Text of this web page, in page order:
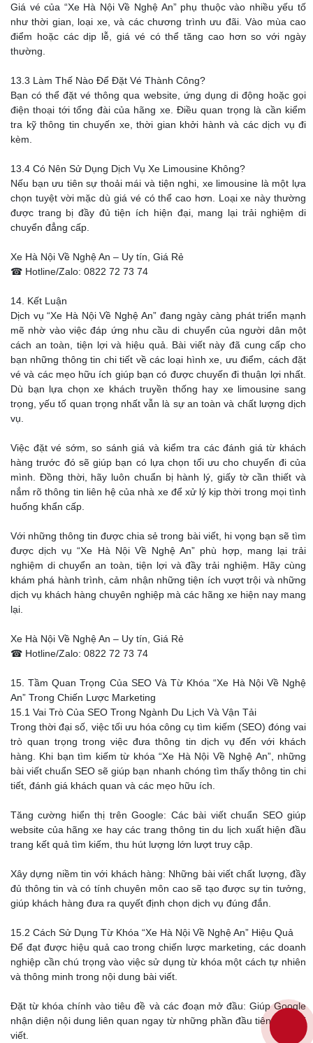
Giá vé của “Xe Hà Nội Về Nghệ An” phụ thuộc vào nhiều yếu tố
như thời gian, loại xe, và các chương trình ưu đãi. Vào mùa cao
điểm hoặc các dịp lễ, giá vé có thể tăng cao hơn so với ngày
thường.
13.3 Làm Thế Nào Để Đặt Vé Thành Công?
Bạn có thể đặt vé thông qua website, ứng dụng di động hoặc gọi
điện thoại tới tổng đài của hãng xe. Điều quan trọng là cần kiểm
tra kỹ thông tin chuyến xe, thời gian khởi hành và các dịch vụ đi
kèm.
13.4 Có Nên Sử Dụng Dịch Vụ Xe Limousine Không?
Nếu bạn ưu tiên sự thoải mái và tiện nghi, xe limousine là một lựa
chọn tuyệt vời mặc dù giá vé có thể cao hơn. Loại xe này thường
được trang bị đầy đủ tiện ích hiện đại, mang lại trải nghiệm di
chuyển đẳng cấp.
Xe Hà Nội Về Nghệ An – Uy tín, Giá Rẻ
☎ Hotline/Zalo: 0822 72 73 74
14. Kết Luận
Dịch vụ “Xe Hà Nội Về Nghệ An” đang ngày càng phát triển mạnh
mẽ nhờ vào việc đáp ứng nhu cầu di chuyển của người dân một
cách an toàn, tiện lợi và hiệu quả. Bài viết này đã cung cấp cho
bạn những thông tin chi tiết về các loại hình xe, ưu điểm, cách đặt
vé và các mẹo hữu ích giúp bạn có được chuyến đi thuận lợi nhất.
Dù bạn lựa chọn xe khách truyền thống hay xe limousine sang
trọng, yếu tố quan trọng nhất vẫn là sự an toàn và chất lượng dịch
vụ.
Việc đặt vé sớm, so sánh giá và kiểm tra các đánh giá từ khách
hàng trước đó sẽ giúp bạn có lựa chọn tối ưu cho chuyến đi của
mình. Đồng thời, hãy luôn chuẩn bị hành lý, giấy tờ cần thiết và
nắm rõ thông tin liên hệ của nhà xe để xử lý kịp thời trong mọi tình
huống khẩn cấp.
Với những thông tin được chia sẻ trong bài viết, hi vọng bạn sẽ tìm
được dịch vụ “Xe Hà Nội Về Nghệ An” phù hợp, mang lại trải
nghiệm di chuyển an toàn, tiện lợi và đầy trải nghiệm. Hãy cùng
khám phá hành trình, cảm nhận những tiện ích vượt trội và những
dịch vụ khách hàng chuyên nghiệp mà các hãng xe hiện nay mang
lại.
Xe Hà Nội Về Nghệ An – Uy tín, Giá Rẻ
☎ Hotline/Zalo: 0822 72 73 74
15. Tầm Quan Trọng Của SEO Và Từ Khóa “Xe Hà Nội Về Nghệ
An” Trong Chiến Lược Marketing
15.1 Vai Trò Của SEO Trong Ngành Du Lịch Và Vận Tải
Trong thời đại số, việc tối ưu hóa công cụ tìm kiếm (SEO) đóng vai
trò quan trọng trong việc đưa thông tin dịch vụ đến với khách
hàng. Khi bạn tìm kiếm từ khóa “Xe Hà Nội Về Nghệ An”, những
bài viết chuẩn SEO sẽ giúp bạn nhanh chóng tìm thấy thông tin chi
tiết, đánh giá khách quan và các mẹo hữu ích.
Tăng cường hiển thị trên Google: Các bài viết chuẩn SEO giúp
website của hãng xe hay các trang thông tin du lịch xuất hiện đầu
trang kết quả tìm kiếm, thu hút lượng lớn lượt truy cập.
Xây dựng niềm tin với khách hàng: Những bài viết chất lượng, đầy
đủ thông tin và có tính chuyên môn cao sẽ tạo được sự tin tưởng,
giúp khách hàng đưa ra quyết định chọn dịch vụ đúng đắn.
15.2 Cách Sử Dụng Từ Khóa “Xe Hà Nội Về Nghệ An” Hiệu Quả
Để đạt được hiệu quả cao trong chiến lược marketing, các doanh
nghiệp cần chú trọng vào việc sử dụng từ khóa một cách tự nhiên
và thông minh trong nội dung bài viết.
Đặt từ khóa chính vào tiêu đề và các đoạn mở đầu: Giúp Google
nhận diện nội dung liên quan ngay từ những phần đầu tiên của bài
viết.